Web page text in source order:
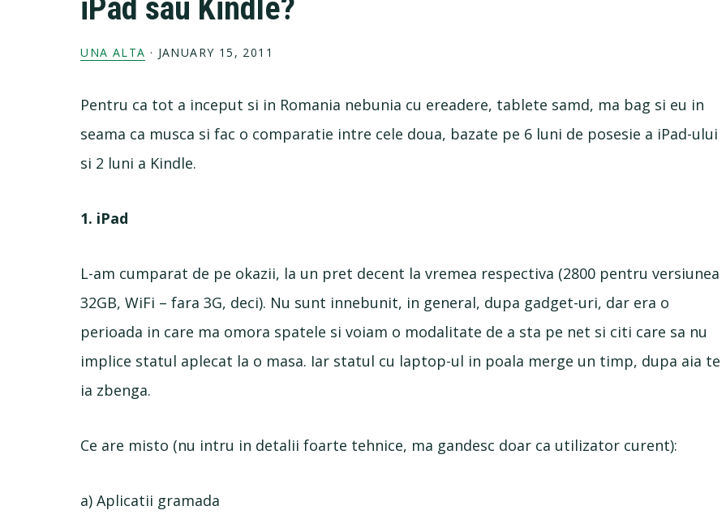
iPad sau Kindle?
UNA ALTA · JANUARY 15, 2011
Pentru ca tot a inceput si in Romania nebunia cu ereadere, tablete samd, ma bag si eu in
seama ca musca si fac o comparatie intre cele doua, bazate pe 6 luni de posesie a iPad-ului
si 2 luni a Kindle.
1. iPad
L-am cumparat de pe okazii, la un pret decent la vremea respectiva (2800 pentru versiunea
32GB, WiFi – fara 3G, deci). Nu sunt innebunit, in general, dupa gadget-uri, dar era o
perioada in care ma omora spatele si voiam o modalitate de a sta pe net si citi care sa nu
implice statul aplecat la o masa. Iar statul cu laptop-ul in poala merge un timp, dupa aia te
ia zbenga.
Ce are misto (nu intru in detalii foarte tehnice, ma gandesc doar ca utilizator curent):
a) Aplicatii gramada